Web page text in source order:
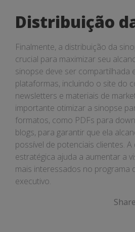
Distribuição
Finalmente, a distribuição da
crucial para maximizar seu
sinopse deve ser compartilhada
plataformas, incluindo o site do
newsletters e materiais de
importante otimizar a sinopse
formatos, como PDFs para
blogs, para garantir que ela
possível de potenciais clientes.
estratégica ajuda a aumentar a
mais interessados no programa
executivo.